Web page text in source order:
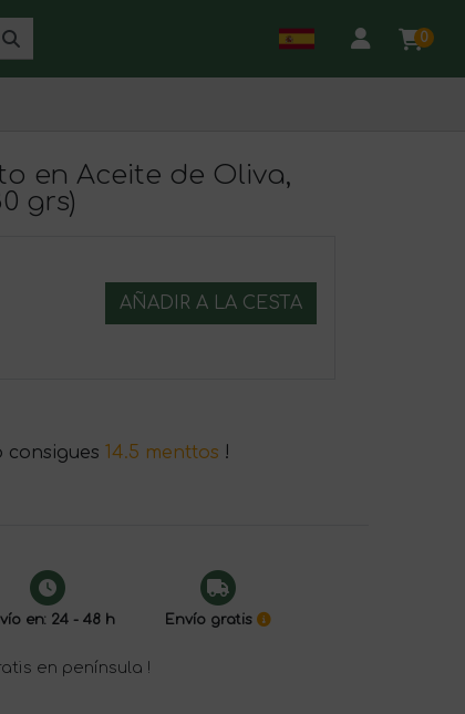
0
en Aceite de Oliva,
grs)
AÑADIR A LA CESTA
consigues 14.5 menttos !
en: 24 - 48 h Envío gratis
en península !